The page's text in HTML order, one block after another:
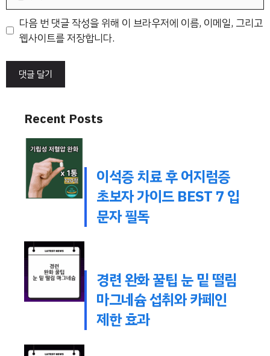
트
다음 번 댓글 작성을 위해 이 브라우저에 이름, 이메일, 그리고
웹사이트를 저장합니다.
Recent Posts
이석증 치료 후 어지럼증
초보자 가이드 BEST 7 입
문자 필독
경련 완화 꿀팁 눈 밑 떨림
마그네슘 섭취와 카페인
제한 효과